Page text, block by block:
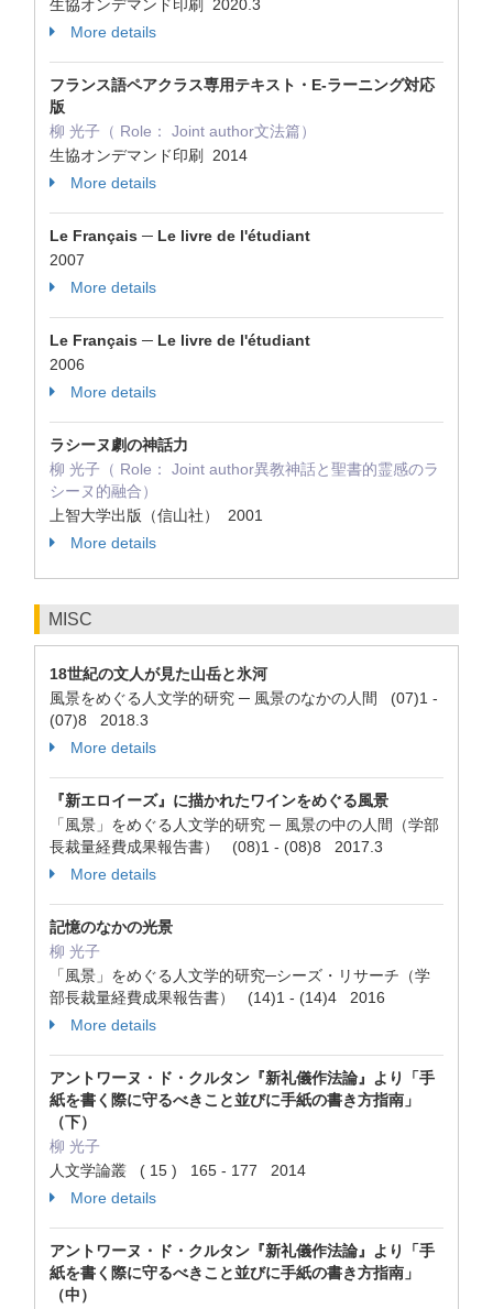
生協オンデマンド印刷 2020.3
More details
フランス語ペアクラス専用テキスト・E-ラーニング対応
版
柳 光子（ Role： Joint author文法篇）
生協オンデマンド印刷 2014
More details
Le Français ─ Le livre de l'étudiant
2007
More details
Le Français ─ Le livre de l'étudiant
2006
More details
ラシーヌ劇の神話力
柳 光子（ Role： Joint author異教神話と聖書的霊感のラ
シーヌ的融合）
上智大学出版（信山社） 2001
More details
MISC
18世紀の文人が見た山岳と氷河
風景をめぐる人文学的研究 ─ 風景のなかの人間 (07)1 -
(07)8 2018.3
More details
『新エロイーズ』に描かれたワインをめぐる風景
「風景」をめぐる人文学的研究 ─ 風景の中の人間（学部
長裁量経費成果報告書） (08)1 - (08)8 2017.3
More details
記憶のなかの光景
柳 光子
「風景」をめぐる人文学的研究─シーズ・リサーチ（学
部長裁量経費成果報告書） (14)1 - (14)4 2016
More details
アントワーヌ・ド・クルタン『新礼儀作法論』より「手
紙を書く際に守るべきこと並びに手紙の書き方指南」
（下）
柳 光子
人文学論叢 ( 15 ) 165 - 177 2014
More details
アントワーヌ・ド・クルタン『新礼儀作法論』より「手
紙を書く際に守るべきこと並びに手紙の書き方指南」
（中）